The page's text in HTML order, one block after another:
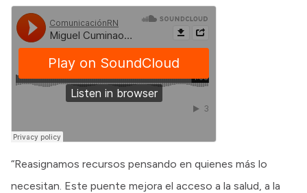
“Reasignamos recursos pensando en quienes más lo
necesitan. Este puente mejora el acceso a la salud, a la